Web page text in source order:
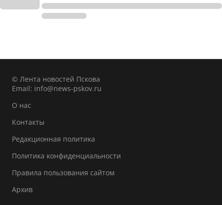
© Лента новостей Пскова
Email: info@news-pskov.ru
О нас
Контакты
Редакционная политика
Политика конфиденциальности
Правила пользования сайтом
Архив